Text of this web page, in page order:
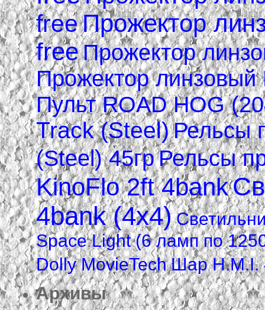
freeПрожектор
freeПрожектор
Прожектор
Пульт ROAD HOG
Track (Steel)Рельсы
(Steel) 45грРельсы
KinoFlo 2ft 4bank
4bank (4х4)
Space Light (6 ламп по
Dolly MovieTech Шар H.M.I.
Архивы